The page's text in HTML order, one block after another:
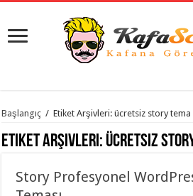
istanbul
evden
eve
organizasyon ,
gaziantep
Başlangıç / Etiket Arşivleri: ücretsiz story tema
Etiket Arşivleri: ücretsiz
Story Profesyonel